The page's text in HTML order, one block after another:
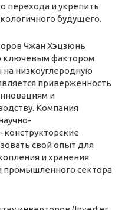
перехода и укрепить
будущего.
Чжан Хэцзюнь
ключевым фактором
низкоуглеродную
приверженность
и
Компания
свой опыт для
и хранения
промышленного сектора